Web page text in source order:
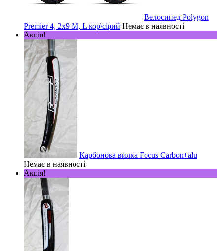
Велосипед Polygon
Premier 4, 2х9 M, L кор\сірий Немає в наявності
Акція!
Карбонова вилка Focus Carbon+alu
Немає в наявності
Акція!